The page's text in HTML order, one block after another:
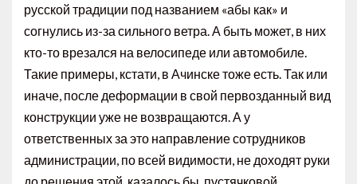
русской традиции под названием «абы как» и
согнулись из-за сильного ветра. А быть может, в них
кто-то врезался на велосипеде или автомобиле.
Такие примеры, кстати, в Ачинске тоже есть. Так или
иначе, после деформации в свой первозданный вид
конструкции уже не возвращаются. А у
ответственных за это направление сотрудников
администрации, по всей видимости, не доходят руки